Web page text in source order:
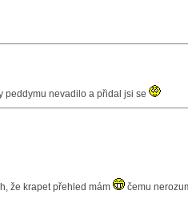
peddymu nevadilo a přidal jsi se
že krapet přehled mám
čemu